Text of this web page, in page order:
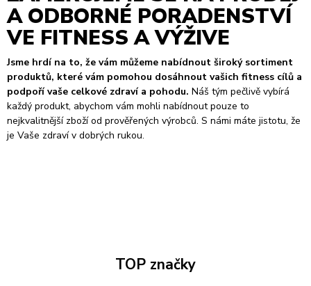
A ODBORNÉ PORADENSTVÍ
VE FITNESS A VÝŽIVE
Jsme hrdí na to, že vám můžeme nabídnout široký sortiment
produktů, které vám pomohou dosáhnout vašich fitness cílů a
podpoří vaše celkové zdraví a pohodu. Náš tým pečlivě vybírá
každý produkt, abychom vám mohli nabídnout pouze to
nejkvalitnější zboží od prověřených výrobců. S námi máte jistotu, že
je Vaše zdraví v dobrých rukou.
TOP značky